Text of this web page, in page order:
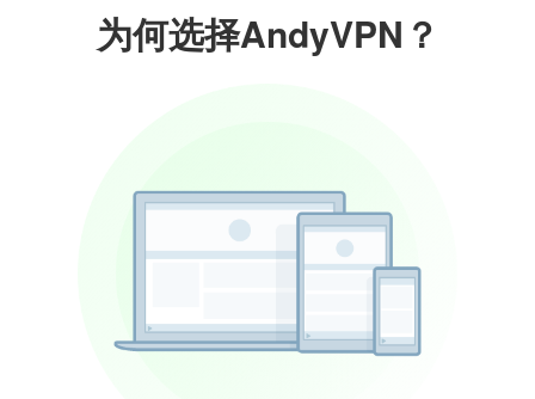
为何选择AndyVPN？